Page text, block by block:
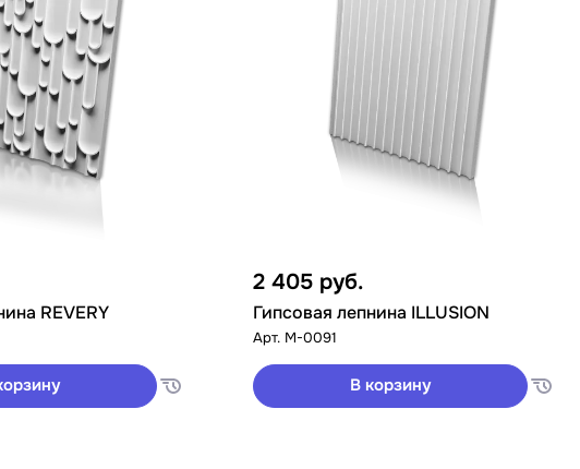
REVERY
2 405 руб.
Гипсовая лепнина ILLUSION
Арт. M-0091
В корзину